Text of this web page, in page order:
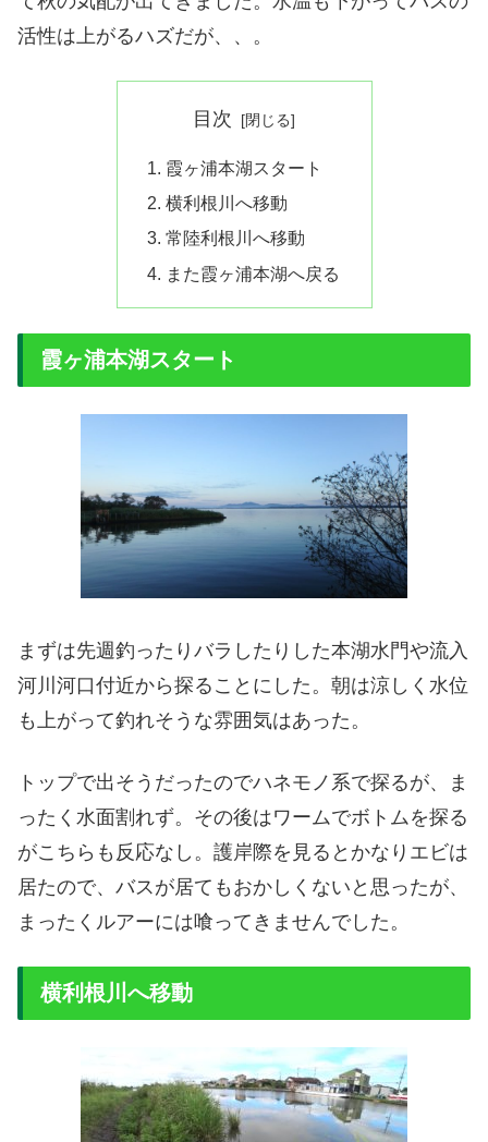
活性は上がるハズだが、、。
目次
霞ヶ浦本湖スタート
横利根川へ移動
常陸利根川へ移動
また霞ヶ浦本湖へ戻る
霞ヶ浦本湖スタート
まずは先週釣ったりバラしたりした本湖水門や流入
河川河口付近から探ることにした。朝は涼しく水位
も上がって釣れそうな雰囲気はあった。
トップで出そうだったのでハネモノ系で探るが、ま
ったく水面割れず。その後はワームでボトムを探る
がこちらも反応なし。護岸際を見るとかなりエビは
居たので、バスが居てもおかしくないと思ったが、
まったくルアーには喰ってきませんでした。
横利根川へ移動